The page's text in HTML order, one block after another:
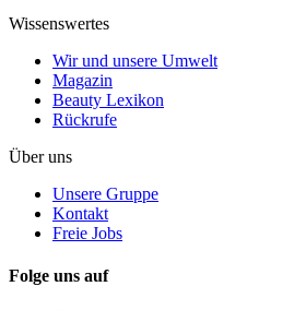
Wissenswertes
Wir und unsere Umwelt
Magazin
Beauty Lexikon
Rückrufe
Über uns
Unsere Gruppe
Kontakt
Freie Jobs
Folge uns auf